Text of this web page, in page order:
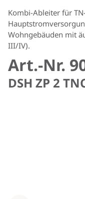
Kombi-Ableiter für
Wohngebäuden mit
III/IV).
Art.-Nr.
DSH ZP 2